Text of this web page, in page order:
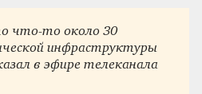
что-то около 30
инфраструктуры
в эфире телеканала